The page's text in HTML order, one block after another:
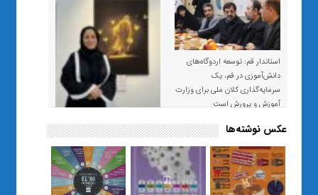
استاندار قم: توسعه اردوگاه‌های
دانش‌آموزی در قم، یک
سرمایه‌گذاری کلان ملی برای وزارت
آموزش و پرورش است
«صبر و اعتماد؛ روایت معلمی که
نسل Z را از بی‌هدفی به خودباوری
رساند / از یک کلاس ساده در قم تا
حضور مشترک معلم و هنرجویان
در مهم‌ترین گالری قرآنی هوش
عکس نوشته‌ها